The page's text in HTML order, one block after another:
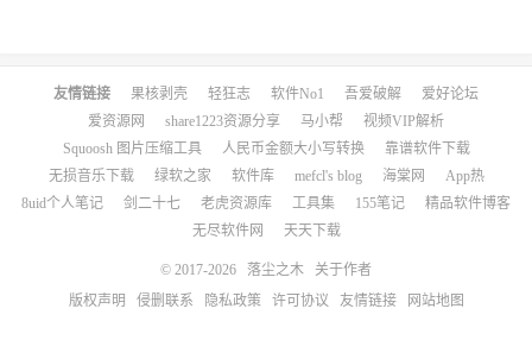
友情链接 果核剥壳 轻狂志 软件No1 吾爱破解
爱好论坛
爱资源网
share1223资源分享 马小帮
视频VIP解析
Squoosh 图片压缩工具
人民币金额大小写转换
靠谱软件下载
无损音乐下载
绿软之家 软件库 mefcl's blog 海棠网
App热
8uid个人笔记
剑二十七 老虎资源库 工具集 155笔记
精品软件博客
无尽软件网
天天下载
© 2017-2026 落尘之木
关于作者
版权声明
侵删联系 隐私政策 许可协议 友情链接 网站地图